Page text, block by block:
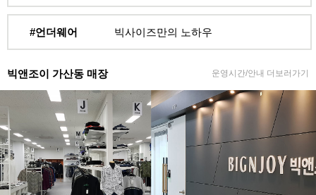
#언더웨어 빅사이즈만의 노하우
빅앤조이 가산동 매장 운영시간/안내 더보러가기